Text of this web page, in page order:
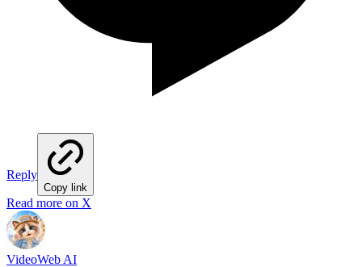
Reply
Copy link
Read more on X
VideoWeb AI